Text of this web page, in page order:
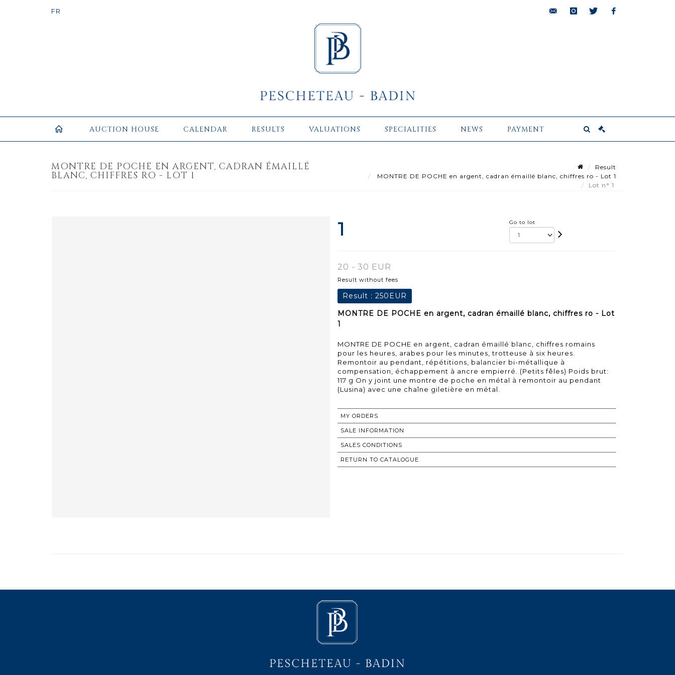
AUCTION HOUSE CALENDAR RESULTS VALUATIONS SPECIALITIES NEWS PAYMENT
MONTRE DE POCHE EN ARGENT, CADRAN ÉMAILLÉ
BLANC, CHIFFRES RO - LOT 1
Result
MONTRE DE POCHE en argent, cadran émaillé blanc, chiffres ro - Lot 1
Lot n° 1
1 Go to lot
20 - 30 EUR
Result without fees
Result : 250EUR
MONTRE DE POCHE en argent, cadran émaillé blanc, chiffres ro - Lot
1
MONTRE DE POCHE en argent, cadran émaillé blanc, chiffres romains
pour les heures, arabes pour les minutes, trotteuse à six heures.
Remontoir au pendant, répétitions, balancier bi-métallique à
compensation, échappement à ancre empierré. (Petits fêles) Poids brut:
117 g On y joint une montre de poche en métal à remontoir au pendant
(Lusina) avec une chaîne giletière en métal.
MY ORDERS
SALE INFORMATION
SALES CONDITIONS
RETURN TO CATALOGUE